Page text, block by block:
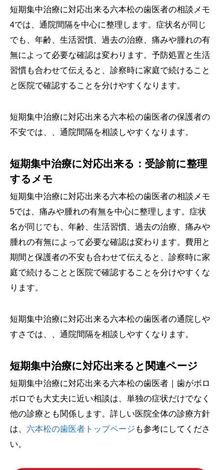
短期集中治療に対応出来る六本松の歯医者の相談メモ
4では、通院間隔を中心に整理します。症状名が同じ
でも、年齢、生活習慣、過去の治療、痛みや腫れの有
無によって必要な確認は変わります。予防処置と生活
習慣も合わせて伝えると、診察時に家庭で続けること
と医院で確認することを分けやすくなります。
短期集中治療に対応出来る六本松の歯医者の保護者の
不安では、、通院間隔を相談しやすくなります。
短期集中治療に対応出来る：受診前に整理
するメモ
短期集中治療に対応出来る六本松の歯医者の相談メモ
5では、痛みや腫れの有無を中心に整理します。症状
名が同じでも、年齢、生活習慣、過去の治療、痛みや
腫れの有無によって必要な確認は変わります。費用と
期間と保護者の不安も合わせて伝えると、診察時に家
庭で続けることと医院で確認することを分けやすくな
ります。
短期集中治療に対応出来る六本松の歯医者の通院しや
すさでは、、通院間隔を相談しやすくなります。
短期集中治療に対応出来ると関連ページ
短期集中治療に対応出来る六本松の歯医者｜歯がボロ
ボロでも大丈夫に近い相談は、単独の症状だけでなく
他の診療とも関係します。詳しい医院全体の診療方針
は、 六本松の歯医者トップページ も参考にしてくださ
い。